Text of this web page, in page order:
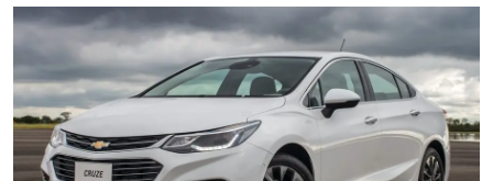
בהספק 230 כ"ס ונתון תאוצה 0-100 תוך 6.5 שניות.